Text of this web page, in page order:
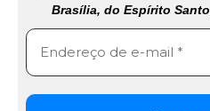
Brasília, do Espírito